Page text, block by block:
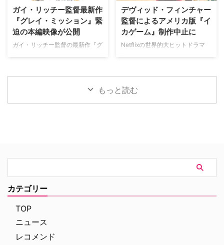
の崩壊を描く、静謐なるフォー
ク・ホラー リチャードとジュリ
エット夫妻が最近移り住んだ英国
ヨークシャー地方の人里離れた
「スターヴ・エイカー」は、家族
幼い息子オーウェンは喘息発作に
トが贈る犯罪ドキュメンタリーも
本チャンネルは、JCOM株式会社
がAmazon Prime Videoで提供す
る新たなチャンネルパッケージサ
ービス「プレミアTVパック」の
ないクライムドキュメンタリーを
ガイ・リッチー監督最新作
『グレイ・ミッション』緊
迫の本編映像が公開
ガイ・リッチー監督の最新作『グ
ヘンリー・カヴィルによるスタイ
た。さらに、著名人たちからの絶
ンを熱狂させたガイ・リッチー監
督の最新作は、最高にセクシーで
最高に危険なノンストップ・バデ
ィアクションだ。アメリカ海軍 …
デヴィッド・フィンチャー
監督によるアメリカ版『イ
カゲーム』制作中止に
Netflixの世界的大ヒットドラマ
をとる予定だった英語版スピンオ
フ『Heckler（仮題）』の企画開
発が中止されたことが明らかにな
った。一時は同フランチャイズ初
ThePlaylistが報じている。 デヴ
ィッド・フィンチャーが進めてい
2024年、フィンチャーがNetf …
もっと読む
カテゴリー
TOP
ニュース
レコメンド